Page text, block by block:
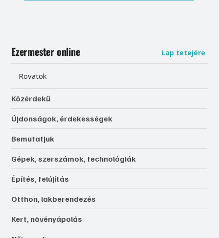
Ezermester online Lap tetejére
Rovatok
Közérdekű
Újdonságok, érdekességek
Bemutatjuk
Gépek, szerszámok, technológiák
Építés, felújítás
Otthon, lakberendezés
Kert, növényápolás